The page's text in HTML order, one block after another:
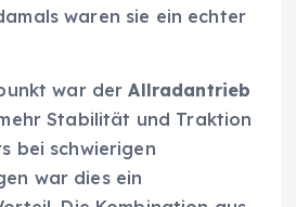
waren sie ein echter
war derAllradantrieb
Stabilität und Traktion
bei schwierigen
war dies ein